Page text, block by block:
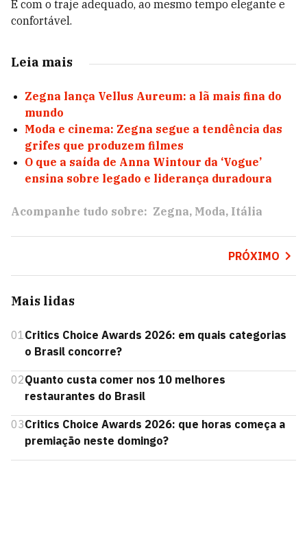
E com o traje adequado, ao mesmo tempo elegante e
confortável.
Leia mais
Zegna lança Vellus Aureum: a lã mais fina do
mundo
Moda e cinema: Zegna segue a tendência das
grifes que produzem filmes
O que a saída de Anna Wintour da ‘Vogue’
ensina sobre legado e liderança duradoura
Acompanhe tudo sobre: Zegna Moda Itália
PRÓXIMO
Mais lidas
01Critics Choice Awards 2026: em quais categorias
o Brasil concorre?
02Quanto custa comer nos 10 melhores
restaurantes do Brasil
03Critics Choice Awards 2026: que horas começa a
premiação neste domingo?